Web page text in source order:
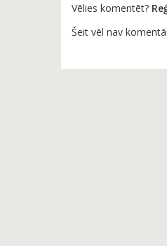
Vēlies komentēt?
Šeit vēl nav